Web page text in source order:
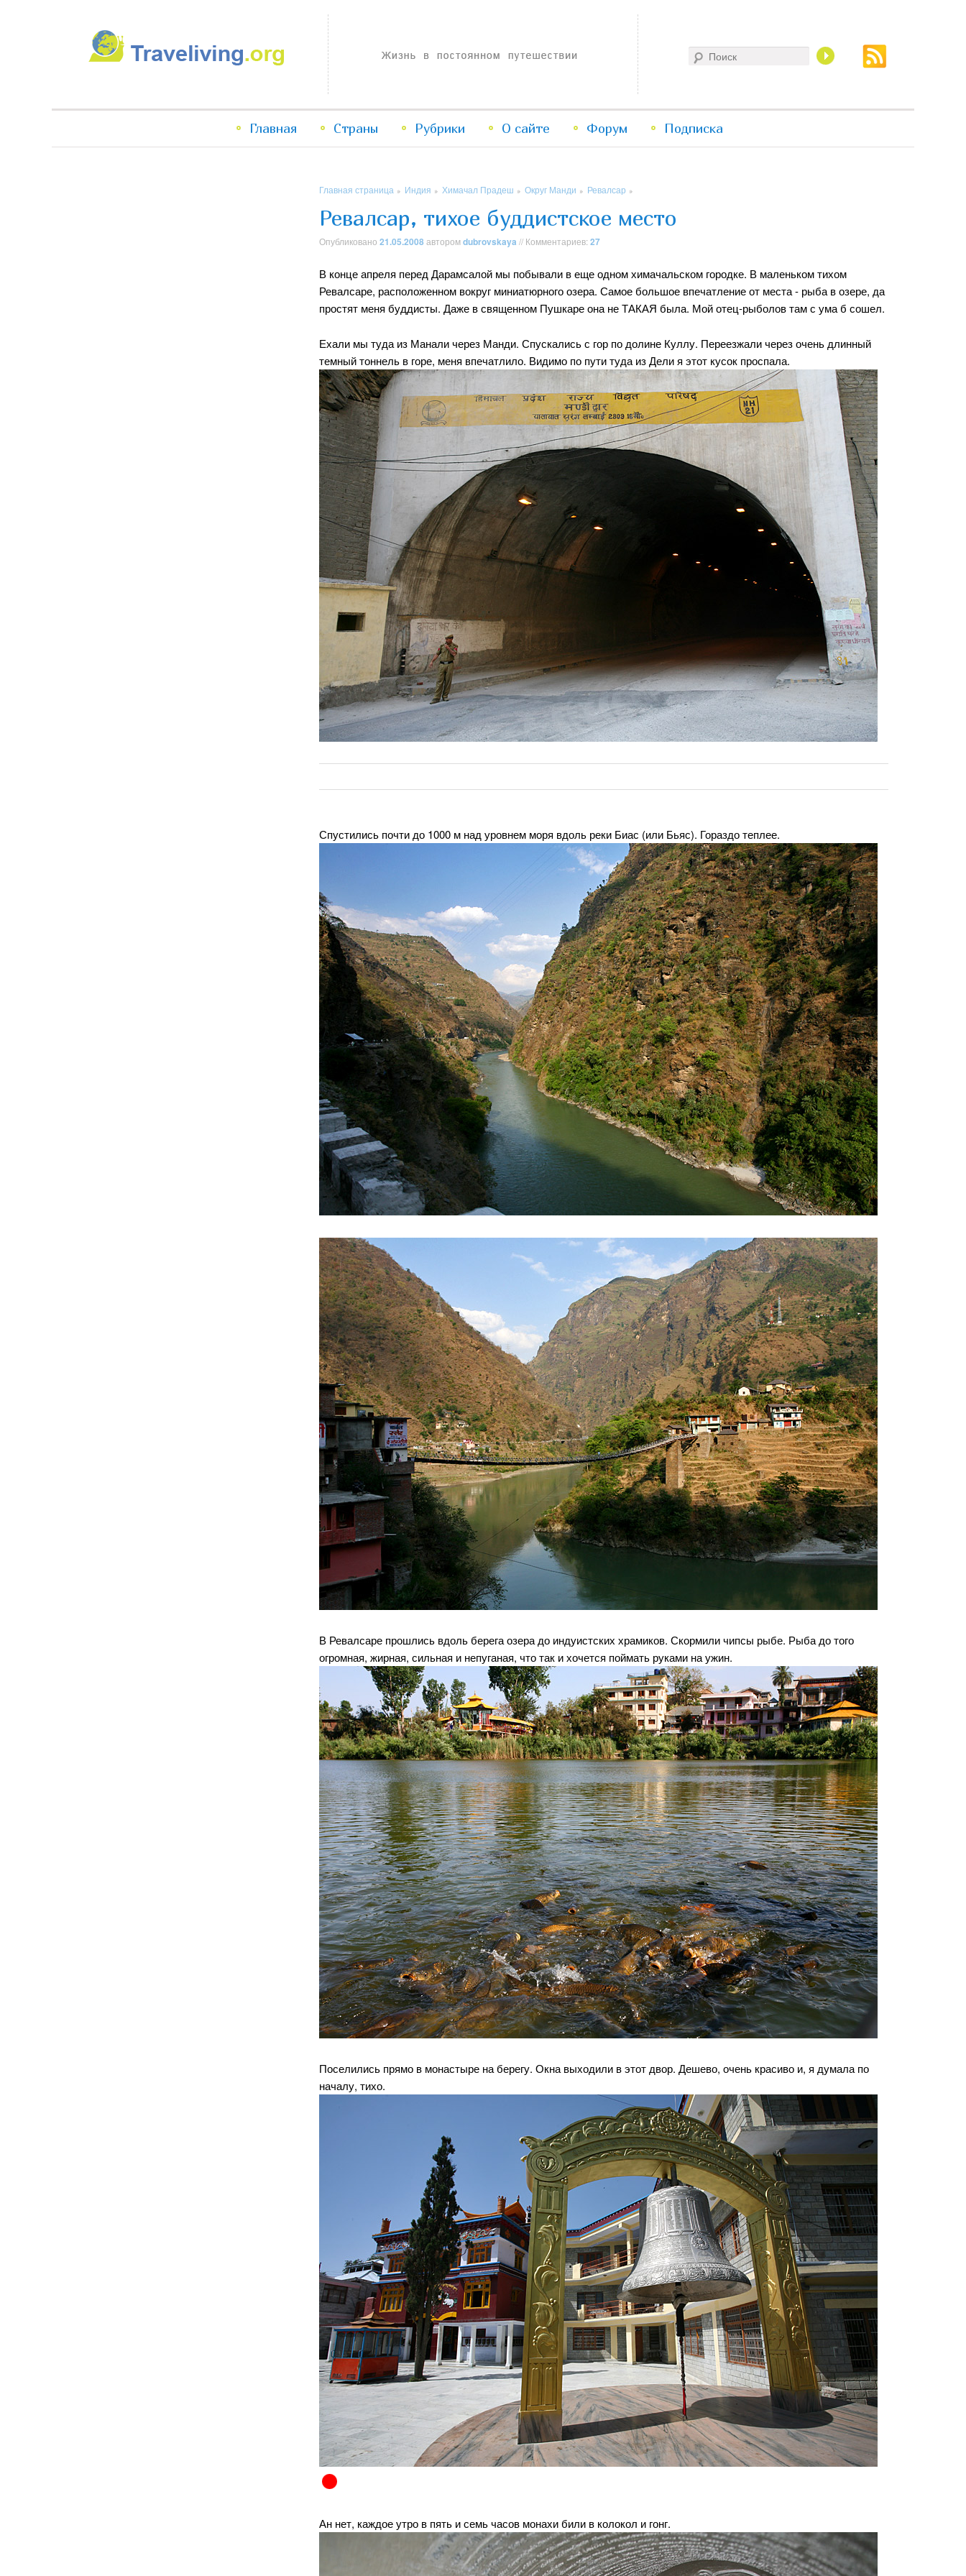
Traveliving
Жизнь в постоянном путешествии
Перейти
содержимому
Перейти
содержимому
Главная Страны Рубрики О сайте Форум Подписка
Главная страница » Индия » Химачал Прадеш » Округ Манди » Ревалсар »
Ревалсар, тихое буддистское место
Опубликовано 21.05.2008авторомdubrovskaya // Комментариев: 27
В конце апреля перед Дарамсалой мы побывали в еще одном химачальском городке. В маленьком тихом
Ревалсаре, расположенном вокруг миниатюрного озера. Самое большое впечатление от места - рыба в озере, да
простят меня буддисты. Даже в священном Пушкаре она не ТАКАЯ была. Мой отец-рыболов там с ума б сошел.
Ехали мы туда из Манали через Манди. Спускались с гор по долине Куллу. Переезжали через очень длинный
темный тоннель в горе, меня впечатлило. Видимо по пути туда из Дели я этот кусок проспала.
Спустились почти до 1000 м над уровнем моря вдоль реки Биас (или Бьяс). Гораздо теплее.
В Ревалсаре прошлись вдоль берега озера до индуистских храмиков. Скормили чипсы рыбе. Рыба до того
огромная, жирная, сильная и непуганая, что так и хочется поймать руками на ужин.
Поселились прямо в монастыре на берегу. Окна выходили в этот двор. Дешево, очень красиво и, я думала по
началу, тихо.
Ан нет, каждое утро в пять и семь часов монахи били в колокол и гонг.